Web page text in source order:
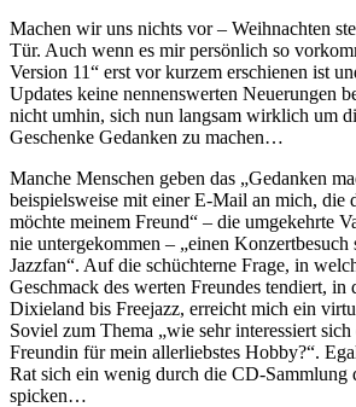
Machen wir uns nichts vor – Weihnachten
Tür. Auch wenn es mir persönlich so
Version 11“ erst vor kurzem erschienen ist
Updates keine nennenswerten Neuerungen
nicht umhin, sich nun langsam wirklich um
Geschenke Gedanken zu machen…
Manche Menschen geben das „Gedanken
beispielsweise mit einer E-Mail an mich, die
möchte meinem Freund“ – die umgekehrte
nie untergekommen – „einen Konzertbesuch
Jazzfan“. Auf die schüchterne Frage, in
Geschmack des werten Freundes tendiert, in
Dixieland bis Freejazz, erreicht mich ein
Soviel zum Thema „wie sehr interessiert
Freundin für mein allerliebstes Hobby?“.
Rat sich ein wenig durch die CD-Sammlung
spicken…